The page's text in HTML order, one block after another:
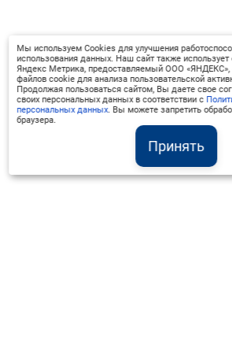
Принять
Мы используем Cookies для улучшения
использования данных. Наш сайт также использует
Яндекс Метрика, предоставляемый ООО «ЯНДЕКС»,
файлов cookie для анализа пользовательской
Продолжая пользоваться сайтом, Вы даете свое
своих персональных данных в соответствии с
персональных данных. Вы можете запретить
браузера.